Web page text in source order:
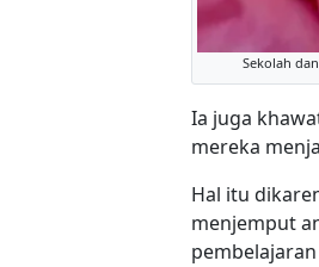
Sekolah
Ia juga
mereka
Hal itu
menjemput